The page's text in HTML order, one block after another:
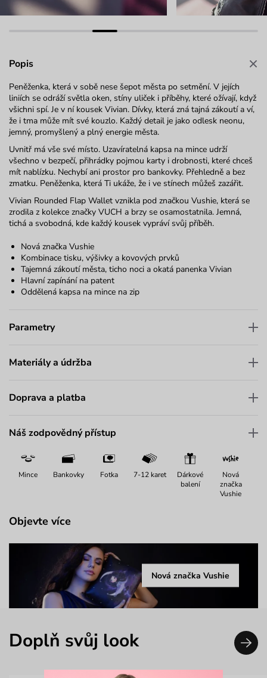
Popis
Peněženka, která v sobě nese šepot města po setmění. V jejích
liniích se odráží světla oken, stíny uliček i příběhy, které ožívají, když
všichni spí. Je v ní kousek Vivian. Dívky, která zná tajná zákoutí a ví,
že i tma může mít své kouzlo. Každý detail je jako odlesk neonu,
jemný, promyšlený a plný energie města.
Uvnitř má vše své místo. Uzavíratelná kapsa na mince udrží
všechno v bezpečí, přihrádky pojmou karty i drobnosti, které chceš
mít nablízku. Nechybí ani prostor pro bankovky. Přehledně a bez
zmatku. Peněženka, která Ti ukáže, že i ve stínech můžeš zazářit.
Vivian Rounded Flap Wallet vznikla pod značkou Vushie, která se
zrodila z kolekce značky VUCH a brzy se osamostatnila. Jemná,
tichá a svobodná, kde každý kousek vypráví svůj příběh.
Nová značka Vushie
Kombinace tisku, výšivky a kovových prvků
Tajemná zákoutí města, ticho noci a okatá panenka Vivian
Hlavní zapínání na patent
Oddělená kapsa na mince na zip
Parametry
Materiály a údržba
Doprava a platba
Náš zodpovědný přístup
Mince Bankovky Fotka 7-12 karet
Dárkové
balení
Nová
značka
Vushie
Objevte více
Nová značka Vushie
Doplň svůj look